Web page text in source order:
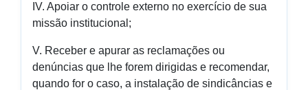
IV. Apoiar o controle externo no exercício de sua
missão institucional;
V. Receber e apurar as reclamações ou
denúncias que lhe forem dirigidas e recomendar,
quando for o caso, a instalação de sindicâncias e